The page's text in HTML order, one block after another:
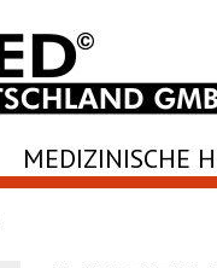
MEDIZINISCHE